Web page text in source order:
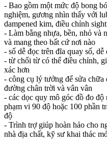
- Bao gồm một mức độ bong
nghiệm, gương nhìn thấy với
dampened kim, điều chỉnh
- Làm bằng nhựa, bền, nhỏ và
và mang theo bất cứ nơi nào
- số dễ đọc trên đĩa quay số,
- từ chối từ có thể điều chỉnh,
xác hơn
- công cụ lý tưởng để sửa
đường chân trời và vân vân
- các dọc quy mô góc đồ đo
phạm vi 90 độ hoặc 100 phần
độ
- Trình trợ giúp hoàn hảo cho
nhà địa chất, kỹ sư khai thác